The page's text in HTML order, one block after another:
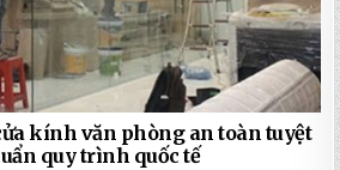
kính văn phòng an toàn tuyệt
quy trình quốc tế